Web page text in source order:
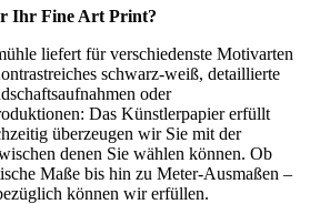
Ihr Fine Art Print?
liefert für verschiedenste Motivarten
schwarz-weiß, detaillierte
oder
Das Künstlerpapier erfüllt
überzeugen wir Sie mit der
denen Sie wählen können. Ob
Maße bis hin zu Meter-Ausmaßen –
können wir erfüllen.